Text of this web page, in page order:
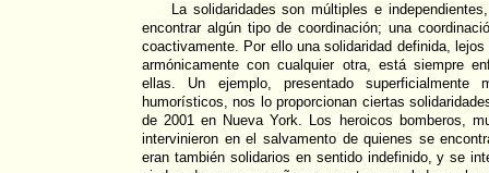
La solidaridades son múltiples e
encontrar algún tipo de coordinación; una
coactivamente. Por ello una solidaridad definida,
armónicamente con cualquier otra, está siempre
ellas. Un ejemplo, presentado superficialmente
humorísticos, nos lo proporcionan ciertas
de 2001 en Nueva York. Los heroicos bomberos,
intervinieron en el salvamento de quienes se
eran también solidarios en sentido indefinido, y se